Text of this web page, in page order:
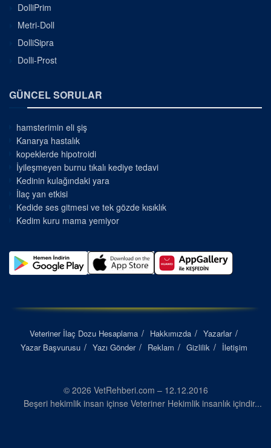
DolliPrim
Metri-Doll
DolliSipra
Dolli-Prost
GÜNCEL SORULAR
hamsterimin eli şiş
Kanarya hastalık
kopeklerde hipotroidi
İyileşmeyen burnu tıkalı kediye tedavi
Kedinin kulağındaki yara
İlaç yan etkisi
Kedide ses gitmesi ve tek gözde kısıklık
Kedim kuru mama yemiyor
Veteriner İlaç Dozu Hesaplama Hakkımızda
Yazarlar
Yazar Başvurusu
Yazı Gönder Reklam Gizlilik İletişim
© 2026 VetRehberi.com – 12.12.2016
Beşeri hekimlik insan içinse Veteriner Hekimlik insanlık içindir...